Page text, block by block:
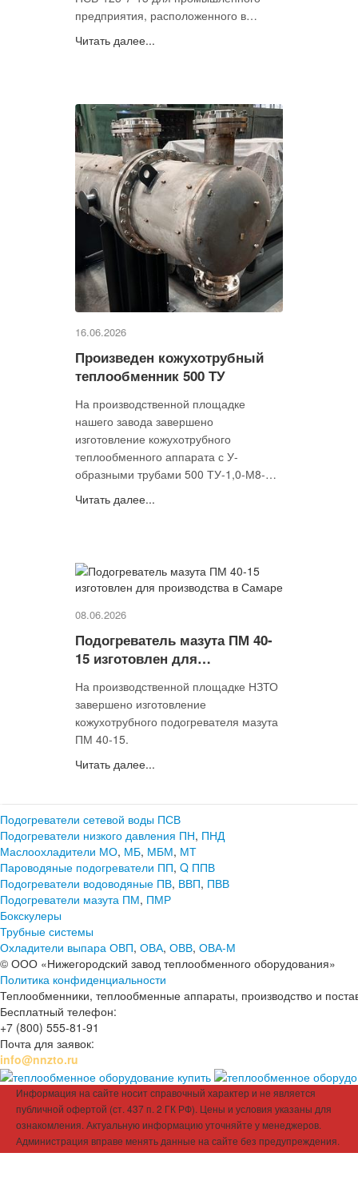
предприятия, расположенного в
отправлен заказчику и готовится к
Читать далее...
16.06.2026
Произведен кожухотрубный
теплообменник 500 ТУ
На производственной площадке
нашего завода завершено
изготовление кожухотрубного
теплообменного аппарата с У-
образными трубами 500 ТУ-1,0-М8-
Читать далее...
08.06.2026
Подогреватель мазута ПМ 40-
15 изготовлен для
На производственной площадке НЗТО
завершено изготовление
кожухотрубного подогревателя мазута
ПМ 40-15.
Читать далее...
Подогреватели сетевой воды ПСВ
Подогреватели низкого давления ПН, ПНД
Маслоохладители МО, МБ, МБМ, МТ
Пароводяные подогреватели ПП, Q ППВ
Подогреватели водоводяные ПВ, ВВП, ПВВ
Подогреватели мазута ПМ, ПМР
Бокскулеры
Трубные системы
Охладители выпара ОВП, ОВА, ОВВ, ОВА-М
© ООО «Нижегородский завод теплообменного оборудования»
Политика конфиденциальности
Теплообменники, теплообменные аппараты, производство и
Бесплатный телефон:
+7 (800) 555-81-91
Почта для заявок:
info@nnzto.ru
Информация на сайте носит справочный характер и не является
публичной офертой (ст. 437 п. 2 ГК РФ). Цены и условия указаны для
ознакомления. Актуальную информацию уточняйте у менеджеров.
Администрация вправе менять данные на сайте без предупреждения.